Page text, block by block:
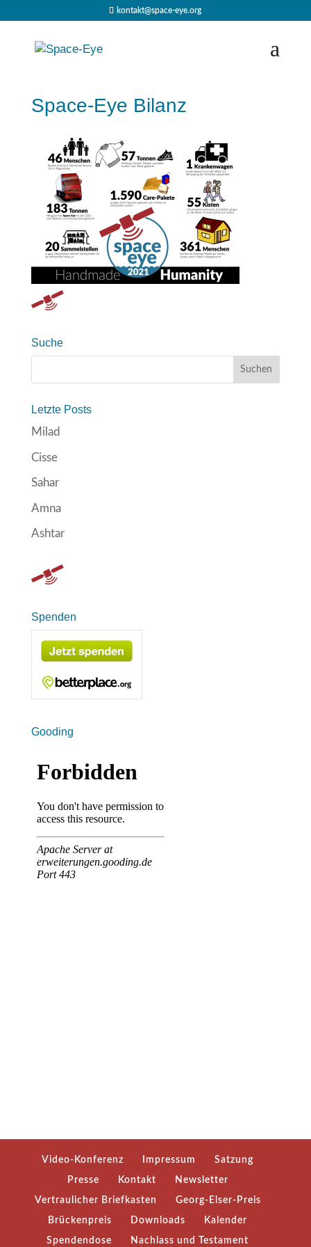
kontakt@space-eye.org
Space-Eye Bilanz
Suche
Letzte Posts
Milad
Cisse
Sahar
Amna
Ashtar
Spenden
Gooding
Video-Konferenz Impressum Satzung
Presse Kontakt Newsletter
Vertraulicher Briefkasten Georg-Elser-Preis
Brückenpreis Downloads Kalender
Spendendose Nachlass und Testament